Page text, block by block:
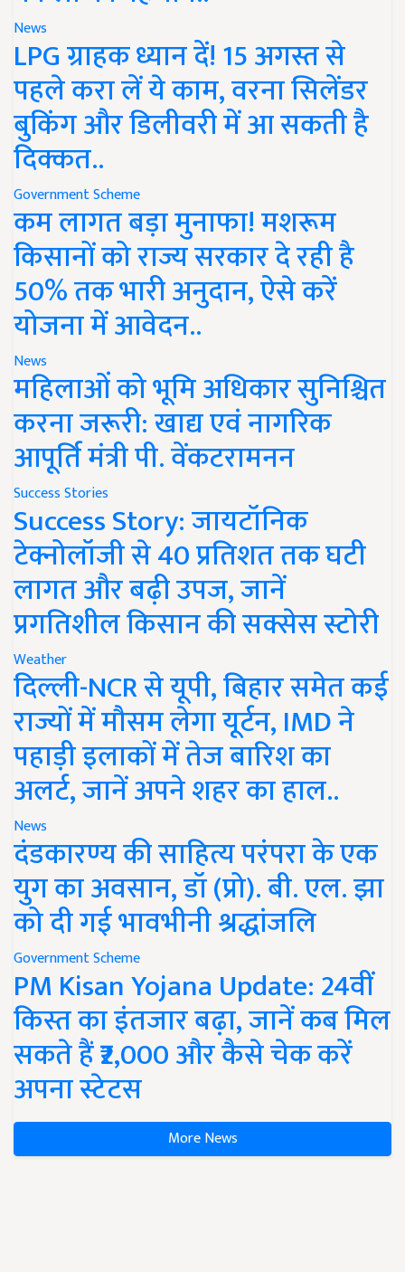
News
LPG ग्राहक ध्यान दें! 15 अगस्त से
पहले करा लें ये काम, वरना सिलेंडर
बुकिंग और डिलीवरी में आ सकती है
दिक्कत..
Government Scheme
कम लागत बड़ा मुनाफा! मशरूम
किसानों को राज्य सरकार दे रही है
50% तक भारी अनुदान, ऐसे करें
योजना में आवेदन..
News
महिलाओं को भूमि अधिकार सुनिश्चित
करना जरूरी: खाद्य एवं नागरिक
आपूर्ति मंत्री पी. वेंकटरामनन
Success Stories
Success Story: जायटॉनिक
टेक्नोलॉजी से 40 प्रतिशत तक घटी
लागत और बढ़ी उपज, जानें
प्रगतिशील किसान की सक्सेस स्टोरी
Weather
दिल्ली-NCR से यूपी, बिहार समेत कई
राज्यों में मौसम लेगा यूर्टन, IMD ने
पहाड़ी इलाकों में तेज बारिश का
अलर्ट, जानें अपने शहर का हाल..
News
दंडकारण्य की साहित्य परंपरा के एक
युग का अवसान, डॉ (प्रो). बी. एल. झा
को दी गई भावभीनी श्रद्धांजलि
Government Scheme
PM Kisan Yojana Update: 24वीं
किस्त का इंतजार बढ़ा, जानें कब मिल
सकते हैं ₹2,000 और कैसे चेक करें
अपना स्टेटस
More News